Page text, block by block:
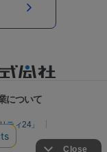
について
ティ24」